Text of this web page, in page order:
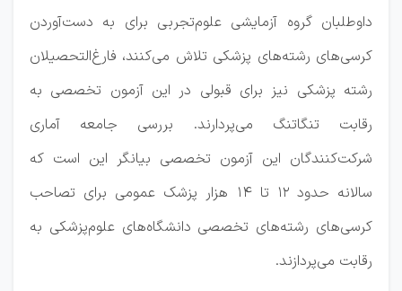
داوطلبان گروه آزمایشی علوم‌تجربی برای به دست‌آوردن
کرسی‌های رشته‌های پزشکی تلاش می‌کنند، فارغ‌التحصیلان
رشته‌ پزشکی نیز برای قبولی در این آزمون تخصصی به
رقابت تنگاتنگ می‌پردارند. بررسی جامعه آماری
شرکت‌کنندگان این آزمون تخصصی بیانگر این است که
سالانه حدود ۱۲ تا ۱۴ هزار پزشک عمومی برای تصاحب
کرسی‌های رشته‌های تخصصی دانشگاه‌های علوم‌پزشکی به
رقابت می‌پردازند.